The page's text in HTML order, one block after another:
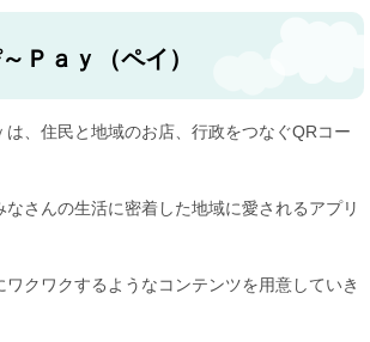
Ｐａｙ（ペイ）
は、住民と地域のお店、行政をつなぐQRコー
なさんの生活に密着した地域に愛されるアプリ
ワクワクするようなコンテンツを用意していき